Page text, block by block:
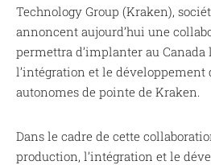
Technology Group (Kraken),
annoncent aujourd’hui une
permettra d’implanter au Canada
l’intégration et le développement
autonomes de pointe de Kraken.
Dans le cadre de cette
production, l’intégration et le